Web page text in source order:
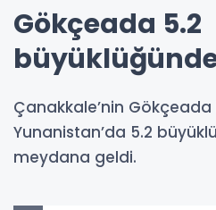
Gökçeada 5.2
Çanakkale’nin Gökçeada
Yunanistan’da 5.2
meydana geldi.